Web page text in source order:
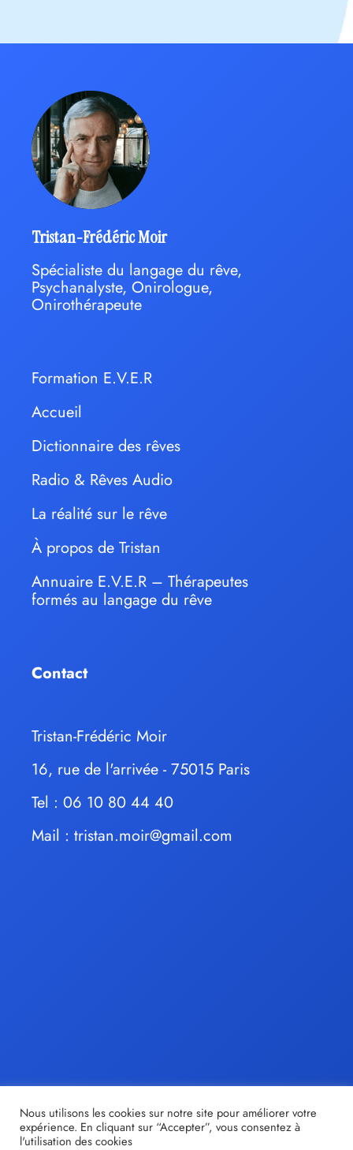
Tristan-Frédéric Moir
Spécialiste du langage du rêve,
Psychanalyste, Onirologue,
Onirothérapeute
Formation E.V.E.R
Accueil
Dictionnaire des rêves
Radio & Rêves Audio
La réalité sur le rêve
À propos de Tristan
Annuaire E.V.E.R – Thérapeutes
formés au langage du rêve
Contact
Tristan-Frédéric Moir
16, rue de l'arrivée - 75015 Paris
Tel : 06 10 80 44 40
Mail : tristan.moir@gmail.com
Nous utilisons les cookies sur notre site pour améliorer votre
expérience. En cliquant sur “Accepter”, vous consentez à
l'utilisation des cookies